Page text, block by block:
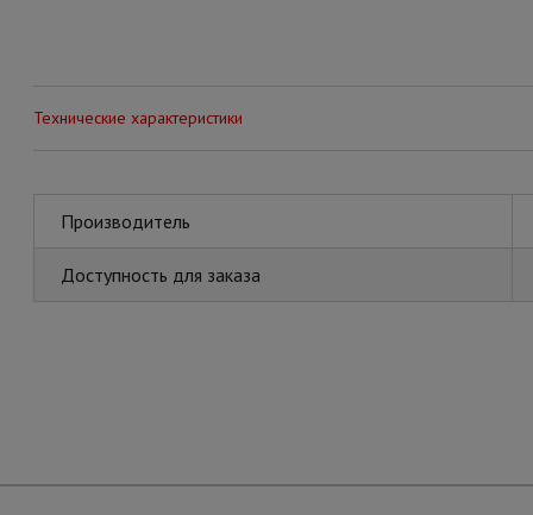
Технические характеристики
Производитель
Доступность для заказа